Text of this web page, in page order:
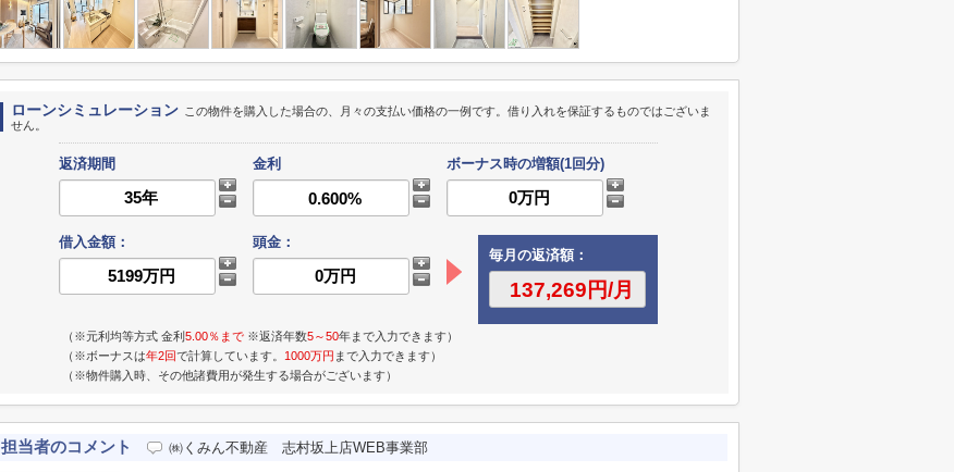
ローンシミュレーション この物件を購入した場合の、月々の支払い価格の一例です。借り入れを保証するものではございま
せん。
返済期間 金利 ボーナス時の増額(1回分)
借入金額：
頭金：
毎月の返済額：
（※元利均等方式 金利5.00％まで ※返済年数5～50年まで入力できます）
（※ボーナスは年2回で計算しています。 1000万円 まで入力できます）
（※物件購入時、その他諸費用が発生する場合がございます）
担当者のコメント ㈱くみん不動産 志村坂上店WEB事業部